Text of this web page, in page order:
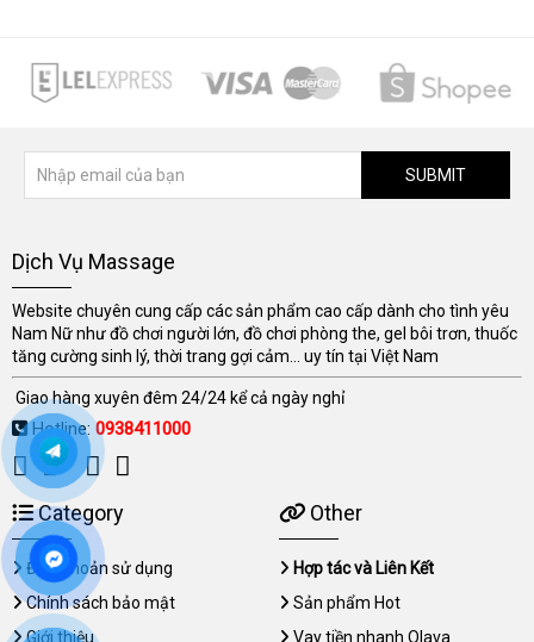
SUBMIT
Dịch Vụ Massage
Website chuyên cung cấp các sản phẩm cao cấp dành cho tình yêu
Nam Nữ như đồ chơi người lớn, đồ chơi phòng the, gel bôi trơn, thuốc
tăng cường sinh lý, thời trang gợi cảm... uy tín tại Việt Nam
Giao hàng xuyên đêm 24/24 kể cả ngày nghỉ
Hotline: 0938411000
Category
Điều khoản sử dụng
Chính sách bảo mật
Giới thiệu
Other
Hợp tác và Liên Kết
Sản phẩm Hot
Vay tiền nhanh Olava